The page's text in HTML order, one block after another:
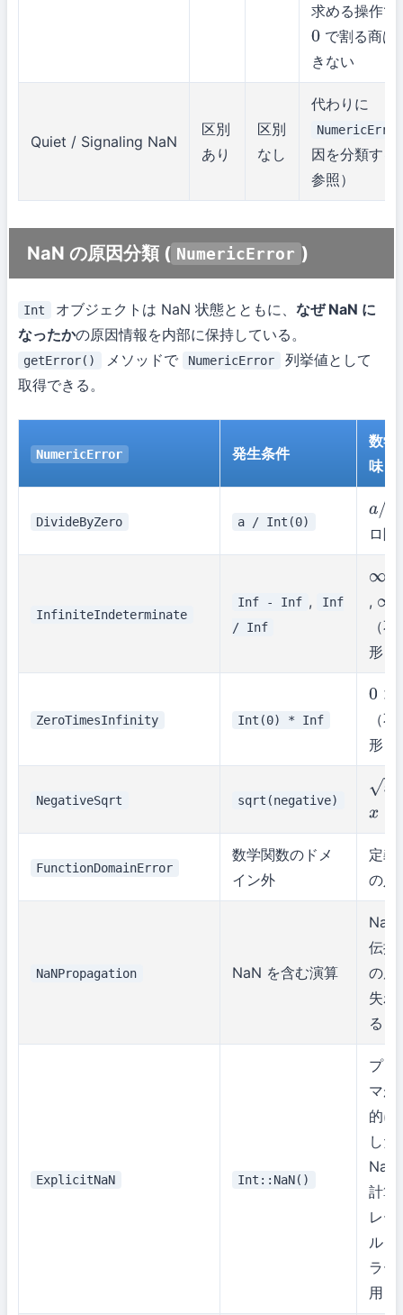
求める操作で
0で割る商は
きない
Quiet / Signaling NaN
区別
あり
区別
なし
代わりに
NumericError
因を分類する
参照）
NaN の原因分類 ( NumericError )
Int オブジェクトは NaN 状態とともに、 なぜ NaN に
なったかの原因情報を内部に保持している。
getError() メソッドで NumericError
列挙値として
取得できる。
NumericError 発生条件
数学
味
DivideByZero a / Int(0) a/0
ロ除
InfiniteIndeterminate
Inf - Inf ,
Inf
/ Inf
∞−
, ∞
（
形）
ZeroTimesInfinity Int(0) * Inf
0 ×
（
形）
NegativeSqrt sqrt(negative) x
x<
FunctionDomainError
数学関数のドメ
イン外
定義
の入
NaNPropagation NaN を含む演算
NaN
伝播
の原
失わ
る）
ExplicitNaN Int::NaN()
プロ
マが
的に
した
NaN
計算
レー
ルダ
ラー
用）